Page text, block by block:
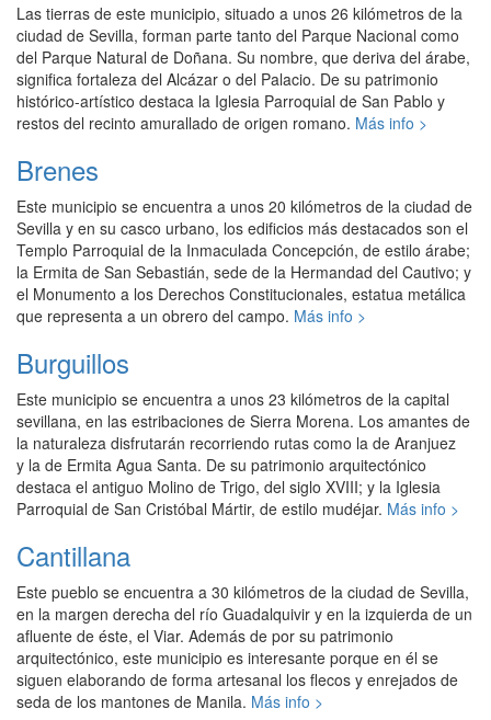
Las tierras de este municipio, situado a unos 26 kilómetros de la
ciudad de Sevilla, forman parte tanto del Parque Nacional como
del Parque Natural de Doñana. Su nombre, que deriva del árabe,
significa fortaleza del Alcázar o del Palacio. De su patrimonio
histórico-artístico destaca la Iglesia Parroquial de San Pablo y
restos del recinto amurallado de origen romano. Más info >
Brenes
Este municipio se encuentra a unos 20 kilómetros de la ciudad de
Sevilla y en su casco urbano, los edificios más destacados son el
Templo Parroquial de la Inmaculada Concepción, de estilo árabe;
la Ermita de San Sebastián, sede de la Hermandad del Cautivo; y
el Monumento a los Derechos Constitucionales, estatua metálica
que representa a un obrero del campo. Más info >
Burguillos
Este municipio se encuentra a unos 23 kilómetros de la capital
sevillana, en las estribaciones de Sierra Morena. Los amantes de
la naturaleza disfrutarán recorriendo rutas como la de Aranjuez
y la de Ermita Agua Santa. De su patrimonio arquitectónico
destaca el antiguo Molino de Trigo, del siglo XVIII; y la Iglesia
Parroquial de San Cristóbal Mártir, de estilo mudéjar. Más info >
Cantillana
Este pueblo se encuentra a 30 kilómetros de la ciudad de Sevilla,
en la margen derecha del río Guadalquivir y en la izquierda de un
afluente de éste, el Viar. Además de por su patrimonio
arquitectónico, este municipio es interesante porque en él se
siguen elaborando de forma artesanal los flecos y enrejados de
seda de los mantones de Manila. Más info >